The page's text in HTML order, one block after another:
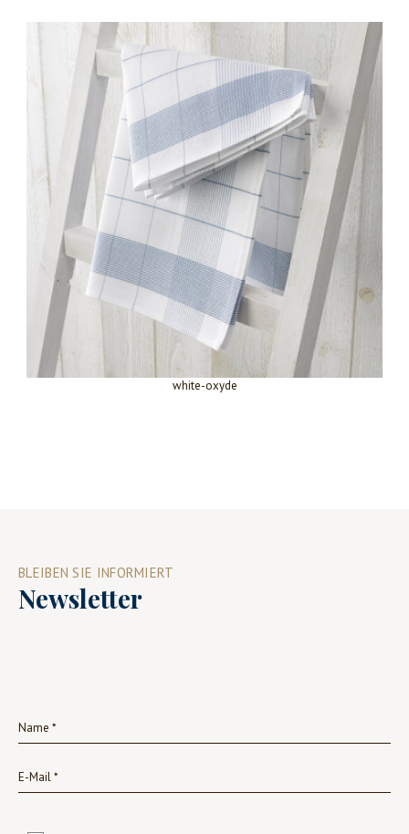
white-oxyde
BLEIBEN SIE INFORMIERT
Newsletter